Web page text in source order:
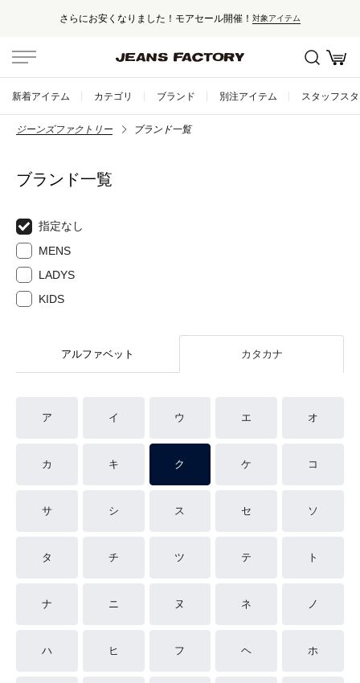
さらにお安くなりました！モアセール開催！ 対象アイテム
新着アイテム カテゴリ ブランド 別注アイテム スタッフス
ジーンズファクトリー ブランド一覧
ブランド一覧
指定なし
MENS
LADYS
KIDS
アルファベット カタカナ
ア イ ウ エ オ
カ キ ク ケ コ
サ シ ス セ ソ
タ チ ツ テ ト
ナ ニ ヌ ネ ノ
ハ ヒ フ ヘ ホ